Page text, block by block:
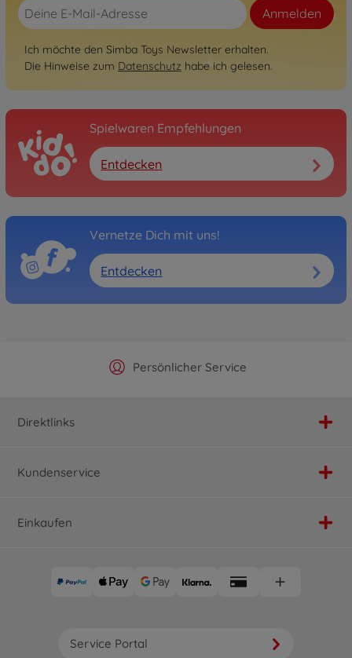
Anmelden
Ich möchte den Simba Toys Newsletter erhalten.
Die Hinweise zum Datenschutz habe ich gelesen.
Spielwaren Empfehlungen
Entdecken
Vernetze Dich mit uns!
Entdecken
Offizieller Hersteller Shop
Persönlicher Service
Versandkostenfrei ab 25€
Schnelle Lieferung
Direktlinks
Kundenservice
Einkaufen
Service Portal